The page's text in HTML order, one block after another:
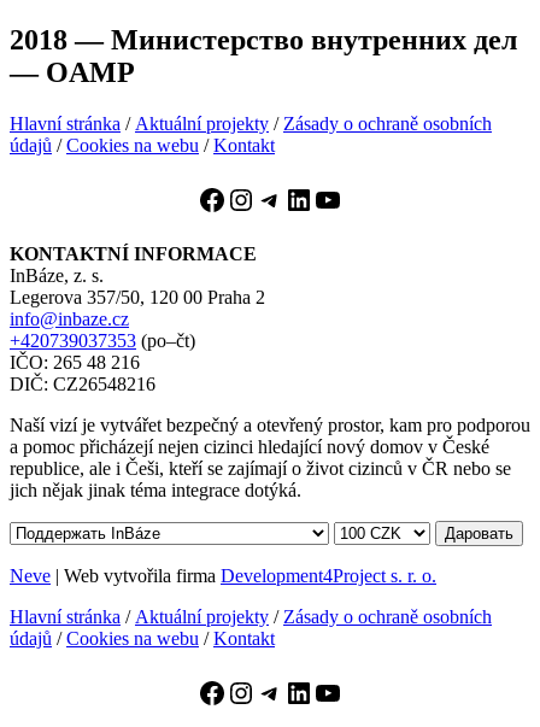
2018 — Министерство внутренних дел
— OAMP
Hlavní stránka / Aktuální projekty / Zásady o ochraně osobních
údajů /Cookies na webu /Kontakt
Facebook
Instagram
Telegram
LinkedIn
YouTube
KONTAKTNÍ INFORMACE
InBáze, z. s.
Legerova 357/50, 120 00 Praha 2
info@inbaze.cz
+420739037353 (po–čt)
IČO: 265 48 216
DIČ: CZ26548216
Naší vizí je vytvářet bezpečný a otevřený prostor, kam pro podporou
a pomoc přicházejí nejen cizinci hledající nový domov v České
republice, ale i Češi, kteří se zajímají o život cizinců v ČR nebo se
jich nějak jinak téma integrace dotýká.
Даровать
Neve | Web vytvořila firma Development4Project s. r. o.
Hlavní stránka / Aktuální projekty / Zásady o ochraně osobních
údajů /Cookies na webu /Kontakt
Facebook
Instagram
Telegram
LinkedIn
YouTube